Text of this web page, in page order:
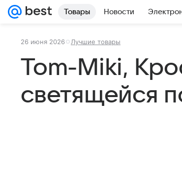
Товары Новости
26 июня 2026 Лучшие товары
Tom-Miki,
светящейся